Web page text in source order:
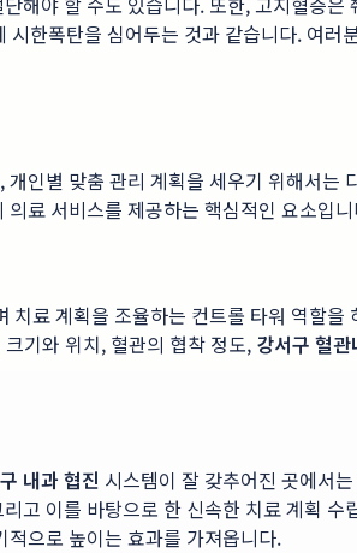
한폭탄을 심어두는 것과 같습니다. 여러
인별 맞춤 관리 계획을 세우기 위해서는
료 서비스를 제공하는 핵심적인 요소입
료 계획을 조율하는 컨트롤 타워 역할을
기와 위치, 혈관의 협착 정도, 강서구 혈관
내과 협진 시스템이 잘 갖추어진 곳에서
고 이를 바탕으로 한 신속한 치료 계획 수
으로 높이는 효과를 가져옵니다.